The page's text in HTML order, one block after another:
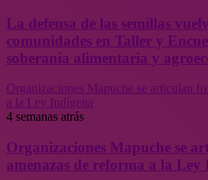
La defensa de las semillas
comunidades en Taller y
soberanía alimentaria y
Organizaciones Mapuche se articulan
a la Ley Indígena
4 semanas atrás
Organizaciones Mapuche se
amenazas de reforma a la Ley